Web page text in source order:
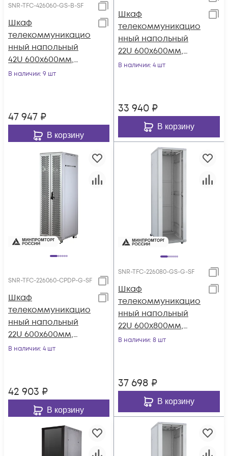
SNR-TFC-426060-GS-B-SF
Шкаф
телекоммуникацио
нный напольный
42U 600x600мм,
серия TFC (SNR-TFC-
В наличии: 9 шт
47 947 ₽
В корзину
Шкаф
телекоммуникацио
нный напольный
22U 600x600мм,
серия TFC (SNR-TFC-
В наличии: 4 шт
33 940 ₽
В корзину
SNR-TFC-226060-CPDP-G-SF
Шкаф
телекоммуникацио
нный напольный
22U 600x600мм,
серия TFC (SNR-TFC-
В наличии: 4 шт
42 903 ₽
В корзину
SNR-TFC-226080-GS-G-SF
Шкаф
телекоммуникацио
нный напольный
22U 600x800мм,
серия TFC (SNR-TFC-
В наличии: 8 шт
37 698 ₽
В корзину